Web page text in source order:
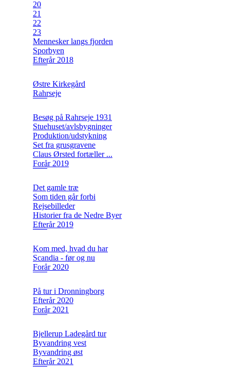
20
21
22
23
Mennesker langs fjorden
Sporbyen
Efterår 2018
Østre Kirkegård
Rahrseje
Besøg på Rahrseje 1931
Stuehuset/avlsbygninger
Produktion/udstykning
Set fra grusgravene
Claus Ørsted fortæller ...
Forår 2019
Det gamle træ
Som tiden går forbi
Rejsebilleder
Historier fra de Nedre Byer
Efterår 2019
Kom med, hvad du har
Scandia - før og nu
Forår 2020
På tur i Dronningborg
Efterår 2020
Forår 2021
Bjellerup Ladegård tur
Byvandring vest
Byvandring øst
Efterår 2021